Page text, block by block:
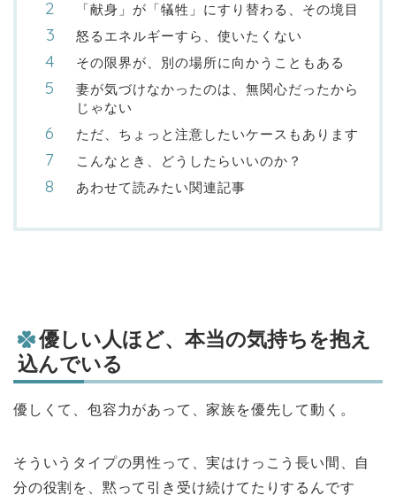
「献身」が「犠牲」にすり替わる、その境目
怒るエネルギーすら、使いたくない
その限界が、別の場所に向かうこともある
妻が気づけなかったのは、無関心だったから
じゃない
ただ、ちょっと注意したいケースもあります
こんなとき、どうしたらいいのか？
あわせて読みたい関連記事
優しい人ほど、本当の気持ちを抱え
込んでいる
優しくて、包容力があって、家族を優先して動く。
そういうタイプの男性って、実はけっこう長い間、自
分の役割を、黙って引き受け続けてたりするんです